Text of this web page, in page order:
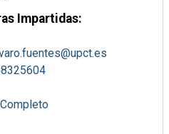
Impartidas: